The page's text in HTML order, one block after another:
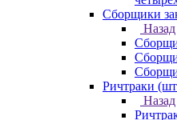
Сборщики
Назад
Ричтраки
Назад